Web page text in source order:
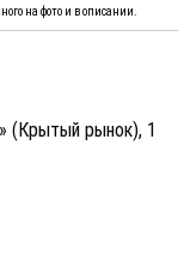
на фото и в описании.
(Крытый рынок), 1